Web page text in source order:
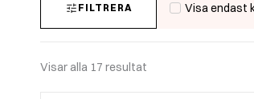
FILTRERA Visa endast
Visar alla 17 resultat